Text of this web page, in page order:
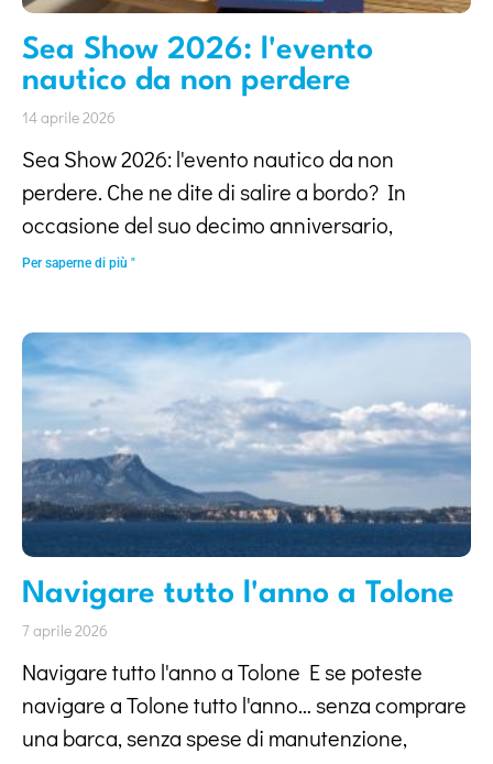
Sea Show 2026: l'evento
nautico da non perdere
14 aprile 2026
Sea Show 2026: l'evento nautico da non
perdere. Che ne dite di salire a bordo? In
occasione del suo decimo anniversario,
Per saperne di più "
Navigare tutto l'anno a Tolone
7 aprile 2026
Navigare tutto l'anno a Tolone E se poteste
navigare a Tolone tutto l'anno… senza comprare
una barca, senza spese di manutenzione,